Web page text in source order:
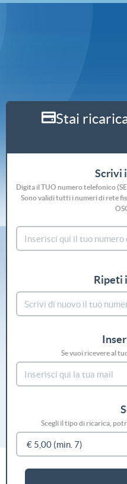
Stai
Scrivi
Digita il TUO numero telefonico
Sono validi tutti i numeri di rete
Ripeti
Se vuoi ricevere al
Scegli il tipo di ricarica,